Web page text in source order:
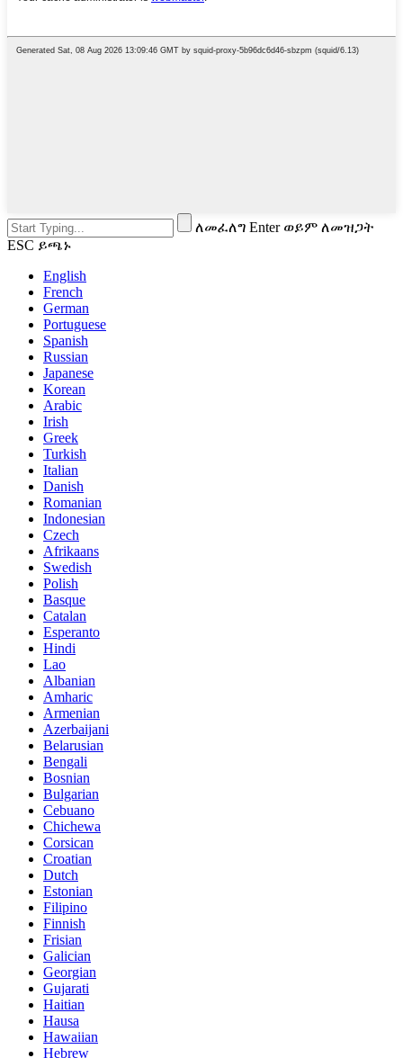
ለመፈለግ Enter ወይም ለመዝጋት
ESC ይጫኑ
English
French
German
Portuguese
Spanish
Russian
Japanese
Korean
Arabic
Irish
Greek
Turkish
Italian
Danish
Romanian
Indonesian
Czech
Afrikaans
Swedish
Polish
Basque
Catalan
Esperanto
Hindi
Lao
Albanian
Amharic
Armenian
Azerbaijani
Belarusian
Bengali
Bosnian
Bulgarian
Cebuano
Chichewa
Corsican
Croatian
Dutch
Estonian
Filipino
Finnish
Frisian
Galician
Georgian
Gujarati
Haitian
Hausa
Hawaiian
Hebrew